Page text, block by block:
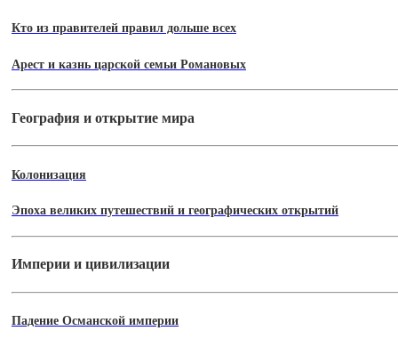
Кто из правителей правил дольше всех
Арест и казнь царской семьи Романовых
География и открытие мира
Колонизация
Эпоха великих путешествий и географических открытий
Империи и цивилизации
Падение Османской империи